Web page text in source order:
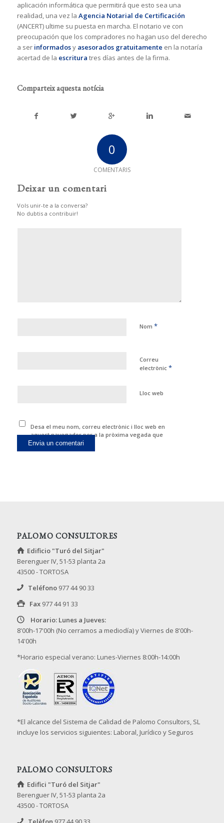
aplicación informática que permitirá que esto sea una
realidad, una vez la Agencia Notarial de Certificación
(ANCERT) ultime su puesta en marcha. El notario ve con
preocupación que los compradores no hagan uso del derecho
a ser informadosy asesorados gratuitamente en la notaría
acertad de la escritura tres días antes de la firma.
Comparteix aquesta notícia
0
COMENTARIS
Deixar un comentari
Vols unir-te a la conversa?
No dubtis a contribuir!
Nom *
Correu
electrònic *
Lloc web
Desa el meu nom, correu electrònic i lloc web en
aquest navegador per a la pròxima vegada que
comenti.
PALOMO CONSULTORES
Edificio "Turó del Sitjar"
Berenguer IV, 51-53 planta 2a
43500 - TORTOSA
Teléfono 977 44 90 33
Fax 977 44 91 33
Horario: Lunes a Jueves:
8'00h-17'00h (No cerramos a mediodía) y Viernes de 8'00h-
14'00h
*Horario especial verano: Lunes-Viernes 8:00h-14:00h
*El alcance del Sistema de Calidad de Palomo Consultors, SL
incluye los servicios siguientes: Laboral, Jurídico y Seguros
PALOMO CONSULTORS
Edifici "Turó del Sitjar"
Berenguer IV, 51-53 planta 2a
43500 - TORTOSA